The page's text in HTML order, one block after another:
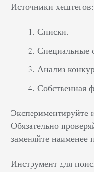
Источники хештегов:
Списки.
Специальные
Анализ
Собственная
Экспериментируйте
Обязательно
заменяйте наименее
Инструмент для